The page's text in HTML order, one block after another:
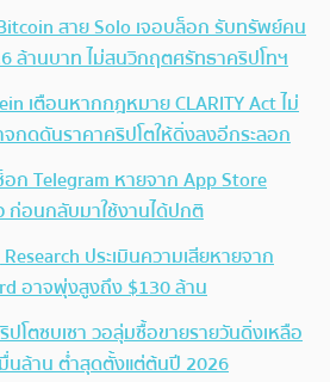
สาย Solo เจอบล็อก รับทรัพย์คน
ล้านบาท ไม่สนวิกฤตศรัทธาคริปโทฯ
เตือนหากกฎหมาย CLARITY Act ไม่
กดดันราคาคริปโตให้ดิ่งลงอีกระลอก
ก Telegram หายจาก App Store
ก่อนกลับมาใช้งานได้ปกติ
ประเมินความเสียหายจาก
อาจพุ่งสูงถึง $130 ล้าน
โตซบเซา วอลุ่มซื้อขายรายวันดิ่งเหลือ
นล้าน ต่ำสุดตั้งแต่ต้นปี 2026